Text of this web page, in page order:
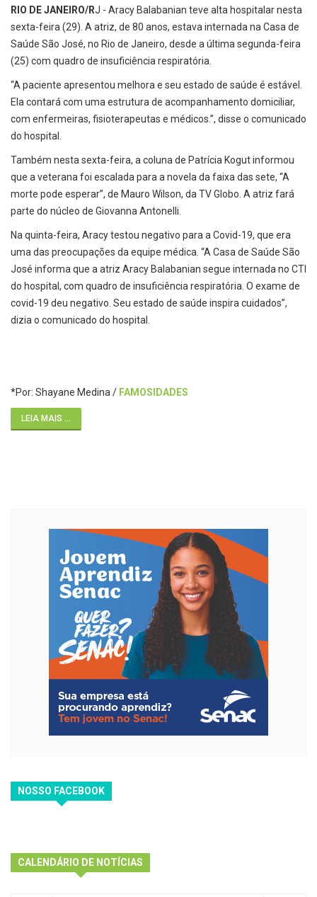
RIO DE JANEIRO/RJ - Aracy Balabanian teve alta hospitalar nesta
sexta-feira (29). A atriz, de 80 anos, estava internada na Casa de
Saúde São José, no Rio de Janeiro, desde a última segunda-feira
(25) com quadro de insuficiência respiratória.
“A paciente apresentou melhora e seu estado de saúde é estável.
Ela contará com uma estrutura de acompanhamento domiciliar,
com enfermeiras, fisioterapeutas e médicos.”, disse o comunicado
do hospital.
Também nesta sexta-feira, a coluna de Patrícia Kogut informou
que a veterana foi escalada para a novela da faixa das sete, “A
morte pode esperar”, de Mauro Wilson, da TV Globo. A atriz fará
parte do núcleo de Giovanna Antonelli.
Na quinta-feira, Aracy testou negativo para a Covid-19, que era
uma das preocupações da equipe médica. “A Casa de Saúde São
José informa que a atriz Aracy Balabanian segue internada no CTI
do hospital, com quadro de insuficiência respiratória. O exame de
covid-19 deu negativo. Seu estado de saúde inspira cuidados”,
dizia o comunicado do hospital.
*Por: Shayane Medina / FAMOSIDADES
LEIA MAIS ...
NOSSO FACEBOOK
CALENDÁRIO DE NOTÍCIAS